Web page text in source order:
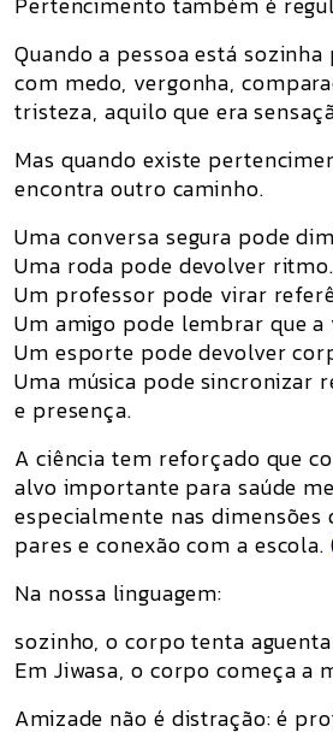
Quando a pessoa está
com medo, vergonha,
tristeza, aquilo que era
Mas quando existe
encontra outro caminho.
Uma conversa segura pode
Uma roda pode devolver ritmo.
Um professor pode virar
Um amigo pode lembrar que a
Um esporte pode devolver
Uma música pode sincronizar
e presença.
A ciência tem reforçado que
alvo importante para saúde
especialmente nas dimensões
pares e conexão com a escola.
Na nossa linguagem:
sozinho, o corpo tenta
Em Jiwasa, o corpo começa a
Amizade não é distração: é